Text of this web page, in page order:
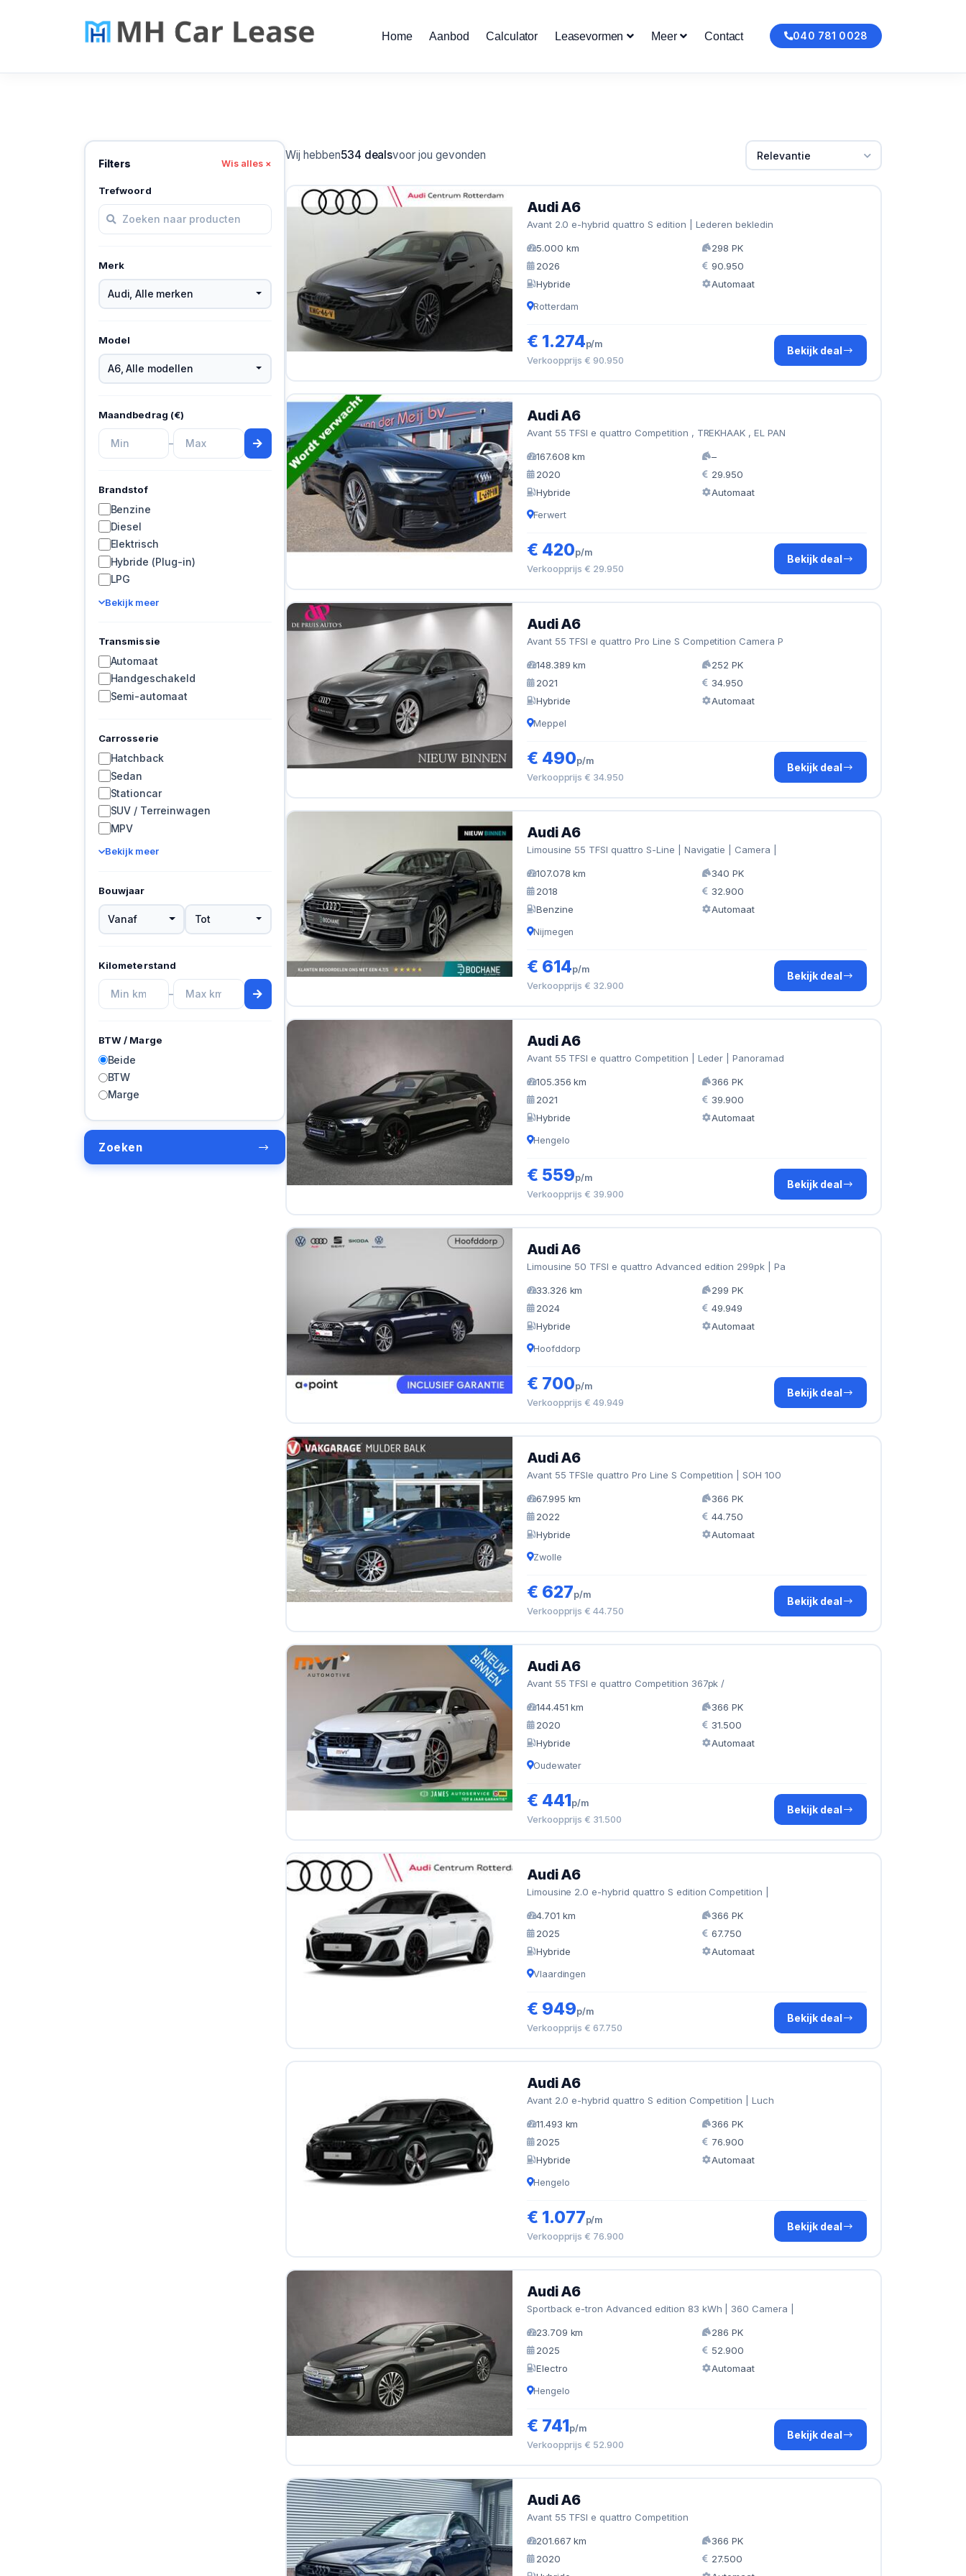
040 781 0028
Home Aanbod Calculator Leasevormen Meer Contact
Filters Wis alles ×
Trefwoord
Merk
Audi ,Alle merken
Model
A6,Alle modellen
Maandbedrag (€)
–
Brandstof
Benzine
Diesel
Elektrisch
Hybride (Plug-in)
LPG
Bekijk meer
Transmissie
Automaat
Handgeschakeld
Semi-automaat
Carrosserie
Hatchback
Sedan
Stationcar
SUV / Terreinwagen
MPV
Bekijk meer
Bouwjaar
Vanaf Tot
Kilometerstand
–
BTW / Marge
Beide
BTW
Marge
Zoeken
Wij hebben534 dealsvoor jou gevonden Relevantie
Audi A6
Avant 2.0 e-hybrid quattro S edition | Lederen bekledin
5.000 km
298 PK
2026
90.950
Hybride
Automaat
Rotterdam
€ 1.274p/m
Verkoopprijs € 90.950
Bekijk deal
Audi A6
Avant 55 TFSI e quattro Competition , TREKHAAK , EL PAN
167.608 km
–
2020
29.950
Hybride
Automaat
Ferwert
€ 420p/m
Verkoopprijs € 29.950
Bekijk deal
Audi A6
Avant 55 TFSI e quattro Pro Line S Competition Camera P
148.389 km
252 PK
2021
34.950
Hybride
Automaat
Meppel
€ 490p/m
Verkoopprijs € 34.950
Bekijk deal
Audi A6
Limousine 55 TFSI quattro S-Line | Navigatie | Camera |
107.078 km
340 PK
2018
32.900
Benzine
Automaat
Nijmegen
€ 614p/m
Verkoopprijs € 32.900
Bekijk deal
Audi A6
Avant 55 TFSI e quattro Competition | Leder | Panoramad
105.356 km
366 PK
2021
39.900
Hybride
Automaat
Hengelo
€ 559p/m
Verkoopprijs € 39.900
Bekijk deal
Audi A6
Limousine 50 TFSI e quattro Advanced edition 299pk | Pa
33.326 km
299 PK
2024
49.949
Hybride
Automaat
Hoofddorp
€ 700p/m
Verkoopprijs € 49.949
Bekijk deal
Audi A6
Avant 55 TFSIe quattro Pro Line S Competition | SOH 100
67.995 km
366 PK
2022
44.750
Hybride
Automaat
Zwolle
€ 627p/m
Verkoopprijs € 44.750
Bekijk deal
Audi A6
Avant 55 TFSI e quattro Competition 367pk /
144.451 km
366 PK
2020
31.500
Hybride
Automaat
Oudewater
€ 441p/m
Verkoopprijs € 31.500
Bekijk deal
Audi A6
Limousine 2.0 e-hybrid quattro S edition Competition |
4.701 km
366 PK
2025
67.750
Hybride
Automaat
Vlaardingen
€ 949p/m
Verkoopprijs € 67.750
Bekijk deal
Audi A6
Avant 2.0 e-hybrid quattro S edition Competition | Luch
11.493 km
366 PK
2025
76.900
Hybride
Automaat
Hengelo
€ 1.077p/m
Verkoopprijs € 76.900
Bekijk deal
Audi A6
Sportback e-tron Advanced edition 83 kWh | 360 Camera |
23.709 km
286 PK
2025
52.900
Electro
Automaat
Hengelo
€ 741p/m
Verkoopprijs € 52.900
Bekijk deal
Audi A6
Avant 55 TFSI e quattro Competition
201.667 km
366 PK
2020
27.500